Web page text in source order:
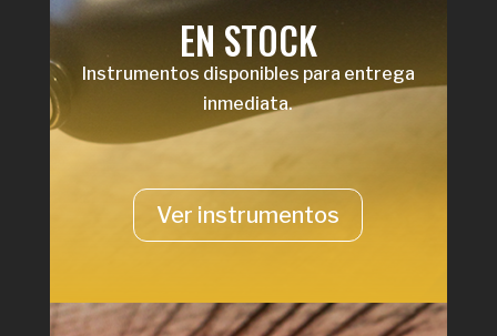
EN STOCK
Instrumentos disponibles para entrega
inmediata.
Ver instrumentos